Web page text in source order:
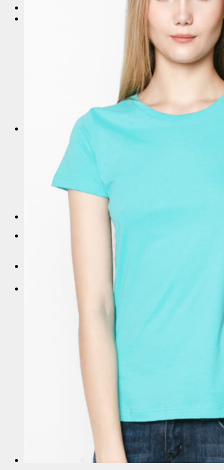
Áo Thun Đồng Phục Quán Cafe
Áo Thun Đồng Phục Mầm Non
Áo Thun Đồng Phục Công Nhân
Áo thun teambuilding đi biển
Đồng Phục Công Nhân
In Áo Đồng Phục
May Áo Thun Quảng Cáo – Áo Thun Sự Kiện
Áo thun trơn giá sỉ
Áo Thun Cotton Sỉ
Sỉ áo thun Polo giá sỉ
Sỉ áo thun cá sấu giá rẻ
Sỉ áo thun tay lỡ
Áo thun trơn trắng
Sỉ Áo Thun 4 Chiều
Chưa có sản phẩm trong giỏ hàng.